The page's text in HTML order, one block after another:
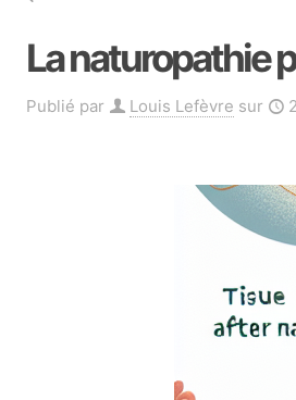
La naturopathie
Publié par Louis Lefèvre sur